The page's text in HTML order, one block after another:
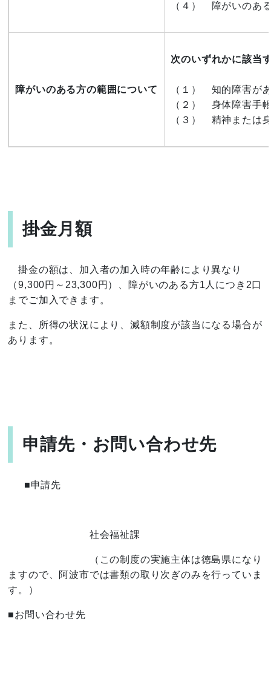
（４） 障がいのあ
障がいのある方の範囲について
次のいずれかに該当
（１） 知的障害が
（２） 身体障害手
（３） 精神または
掛金月額
掛金の額は、加入者の加入時の年齢により異なり
（9,300円～23,300円）、障がいのある方1人につき2口
までご加入できます。
また、所得の状況により、減額制度が該当になる場合が
あります。
申請先・お問い合わせ先
■申請先
社会福祉課
（この制度の実施主体は徳島県になり
ますので、阿波市では書類の取り次ぎのみを行っていま
す。）
■お問い合わせ先